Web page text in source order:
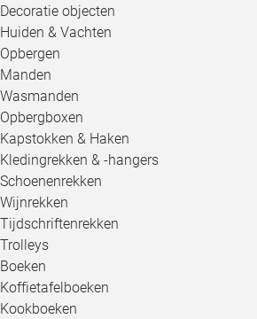
Decoratie objecten
Huiden & Vachten
Opbergen
Manden
Wasmanden
Opbergboxen
Kapstokken & Haken
Kledingrekken & -hangers
Schoenenrekken
Wijnrekken
Tijdschriftenrekken
Trolleys
Boeken
Koffietafelboeken
Kookboeken